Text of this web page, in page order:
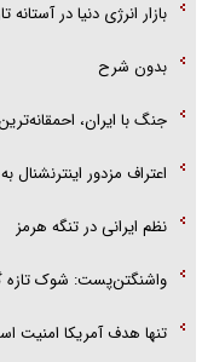
بازار انرژی دنیا در
بدون شرح
جنگ با ایران،
اعتراف مزدور اینترنشنال به واقعیتی
نظم ایرانی در تنگه هرمز
واشنگتن‌پست: شوک تازه
تنها هدف آمریکا امنیت